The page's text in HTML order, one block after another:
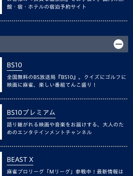
館・宿・ホテルの宿泊予約サイト
BS10
全国無料のBS放送局『BS10』。クイズにゴルフに
映画に麻雀、楽しい番組てんこ盛り！
BS10プレミアム
語り継がれる映画や音楽をお届けする、大人のた
めのエンタテインメントチャンネル
BEAST X
麻雀プロリーグ「Mリーグ」参戦中！最新情報は